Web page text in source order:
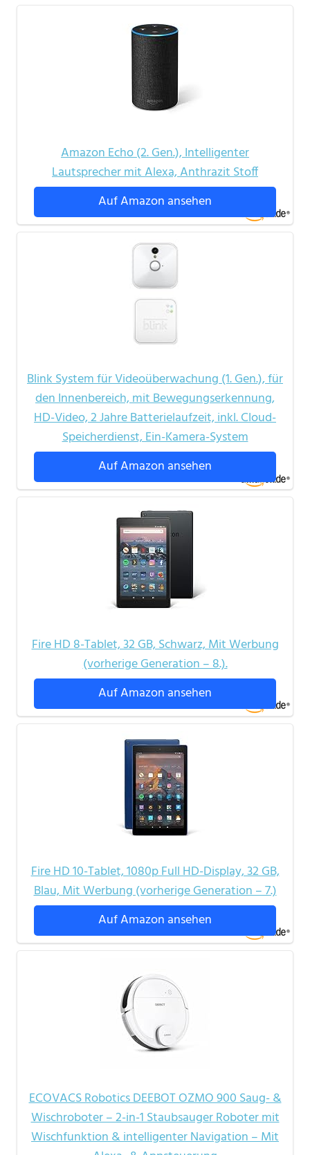
Amazon Echo (2. Gen.), Intelligenter
Lautsprecher mit Alexa, Anthrazit Stoff
Auf Amazon ansehen
Blink System für Videoüberwachung (1. Gen.), für
den Innenbereich, mit Bewegungserkennung,
HD-Video, 2 Jahre Batterielaufzeit, inkl. Cloud-
Speicherdienst, Ein-Kamera-System
Auf Amazon ansehen
Fire HD 8-Tablet, 32 GB, Schwarz, Mit Werbung
(vorherige Generation – 8.).
Auf Amazon ansehen
Fire HD 10-Tablet, 1080p Full HD-Display, 32 GB,
Blau, Mit Werbung (vorherige Generation – 7.)
Auf Amazon ansehen
ECOVACS Robotics DEEBOT OZMO 900 Saug- &
Wischroboter – 2-in-1 Staubsauger Roboter mit
Wischfunktion & intelligenter Navigation – Mit